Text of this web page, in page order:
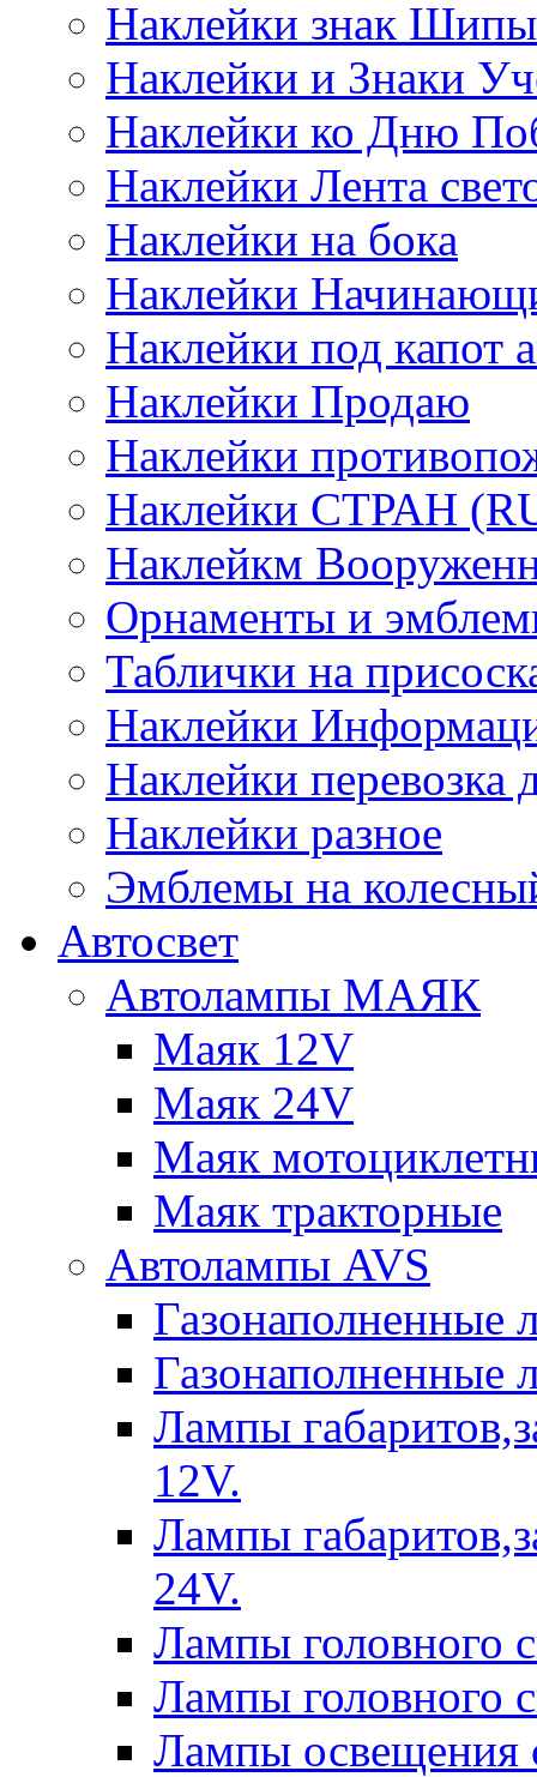
Наклейки знак Шипы
Наклейки и Знаки
Наклейки ко Дню
Наклейки Лента
Наклейки на бока
Наклейки
Наклейки под капот
Наклейки Продаю
Наклейки
Наклейки СТРАН
Наклейкм
Орнаменты и
Таблички на
Наклейки
Наклейки перевозка
Наклейки разное
Эмблемы на
Автосвет
Автолампы МАЯК
Маяк 12V
Маяк 24V
Маяк
Маяк тракторные
Автолампы AVS
Газонаполненные
Газонаполненные
Лампы
12V.
Лампы
24V.
Лампы головного
Лампы головного
Лампы освещения